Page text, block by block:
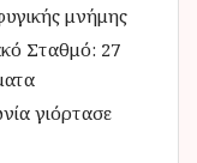
μνήμης
Σταθμό: 27
γιόρτασε